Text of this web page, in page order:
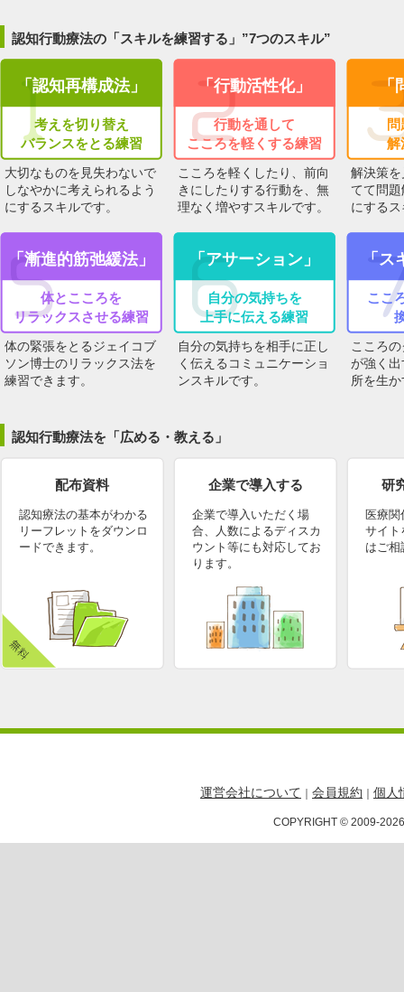
認知行動療法の「スキルを練習する」”7つのスキル”
「認知再構成法」
考えを切り替え
バランスをとる練習
大切なものを見失わないで
しなやかに考えられるよう
にするスキルです。
「行動活性化」
行動を通して
こころを軽くする練習
こころを軽くしたり、前向
きにしたりする行動を、無
理なく増やすスキルです。
解
解決策
てて問
にする
「漸進的筋弛緩法」
体とこころを
リラックスさせる練習
体の緊張をとるジェイコブ
ソン博士のリラックス法を
練習できます。
「アサーション」
自分の気持ちを
上手に伝える練習
自分の気持ちを相手に正し
く伝えるコミュニケーショ
ンスキルです。
「
ここ
こころ
が強く
所を生
認知行動療法を「広める・教える」
配布資料
認知療法の基本がわかる
リーフレットをダウンロ
ードできます。
企業で導入する
企業で導入いただく場
合、人数によるディスカ
ウント等にも対応してお
ります。
研
医療関
サイト
はご相
運営会社について 会員規約 個人
COPYRIGHT © 2009-